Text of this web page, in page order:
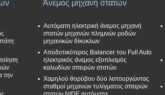
την
Άνεμος μηχανή στατών
Αυτόματη ηλεκτρική άνεμος μηχανή
στατών μηχανών πλημνών ροδών
μηχανικών δίκυκλων
Αποδοτικότερος Balancer του Full Auto
ηλεκτρικός άνεμος εξοπλισμός
καλωδίων σπειρών στατών
Χαμηλού θορύβου δύο λειτουργώντας
σταθμοί μηχανών τυλίγματος σπειρών